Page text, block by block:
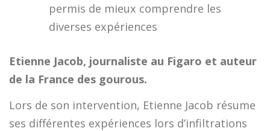
permis de mieux comprendre les
diverses expériences
Etienne Jacob, journaliste au Figaro et auteur
de la France des gourous.
Lors de son intervention, Etienne Jacob résume
ses différentes expériences lors d’infiltrations